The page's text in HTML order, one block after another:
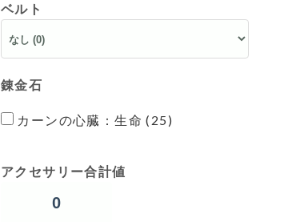
ベルト
錬金石
カーンの心臓：生命 (25)
アクセサリー合計値